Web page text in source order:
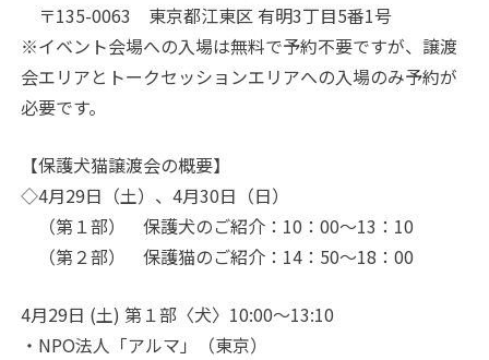
〒135-0063 東京都江東区 有明3丁目5番1号
※イベント会場への入場は無料で予約不要ですが、譲渡
会エリアとトークセッションエリアへの入場のみ予約が
必要です。
【保護犬猫譲渡会の概要】
◇4月29日（土）、4月30日（日）
（第１部） 保護犬のご紹介：10：00～13：10
（第２部） 保護猫のご紹介：14：50～18：00
4月29日 (土) 第１部〈犬〉10:00～13:10
・NPO法人「アルマ」（東京）